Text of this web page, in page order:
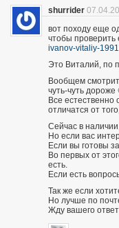
shurrider
вот походу еще
чтобы проверить
ivanov-vitaliy-
Это Виталий, по
Вообщем
чуть-чуть
Все естественно
отличатся от
Сейчас в
Но если вас
Если вы готовы
Во первых от
есть.
Если есть
Так же если
Но лучше по
Жду вашего